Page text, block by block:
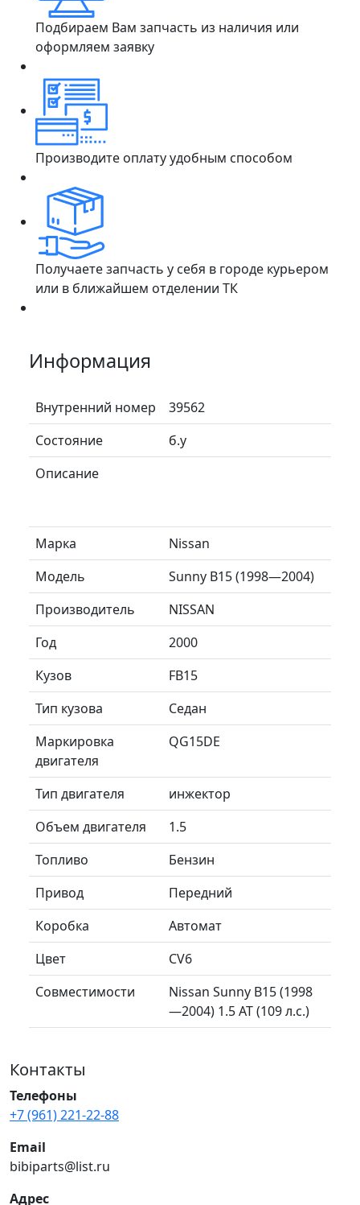
Подбираем Вам запчасть из наличия или
оформляем заявку
Производите оплату удобным способом
Получаете запчасть у себя в городе курьером
или в ближайшем отделении ТК
Информация
Внутренний номер
39562
Состояние
б.у
Описание
Марка
Nissan
Модель
Sunny B15 (1998—2004)
Производитель
NISSAN
Год
2000
Кузов
FB15
Тип кузова
Седан
Маркировка
двигателя
QG15DE
Тип двигателя
инжектор
Объем двигателя
1.5
Топливо
Бензин
Привод
Передний
Коробка
Автомат
Цвет
CV6
Совместимости
Nissan Sunny B15 (1998
—2004) 1.5 AT (109 л.с.)
Контакты
Телефоны
+7 (961) 221-22-88
Email
bibiparts@list.ru
Адрес